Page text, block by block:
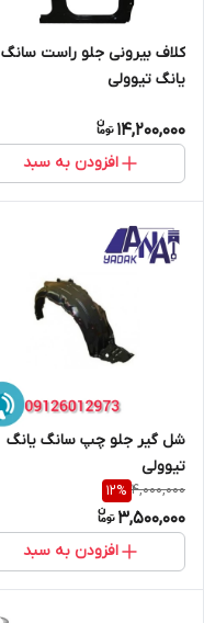
کلاف بیرونی جلو راست سانگ
یانگ تیوولی
14,200,000
افزودن به سبد
شل گیر جلو چپ سانگ یانگ
تیوولی
4,000,000
12%
3,500,000
افزودن به سبد